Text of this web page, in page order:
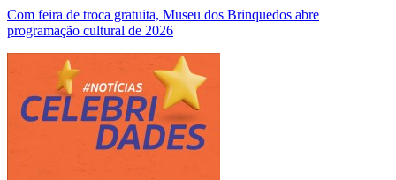
Com feira de troca gratuita, Museu dos Brinquedos abre
programação cultural de 2026